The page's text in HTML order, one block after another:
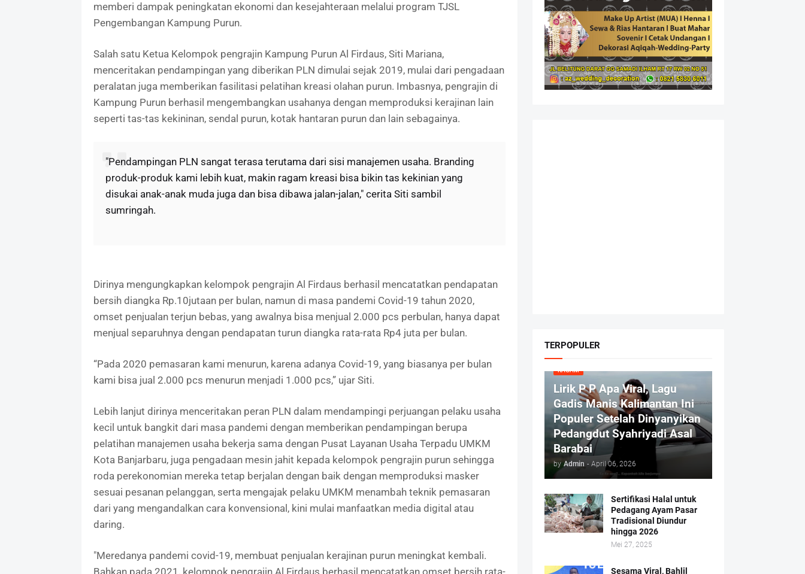
memberi dampak peningkatan ekonomi dan kesejahteraan melalui program TJSL
Pengembangan Kampung Purun.
Salah satu Ketua Kelompok pengrajin Kampung Purun Al Firdaus, Siti Mariana,
menceritakan pendampingan yang diberikan PLN dimulai sejak 2019, mulai dari pengadaan
peralatan juga memberikan fasilitasi pelatihan kreasi olahan purun. Imbasnya, pengrajin di
Kampung Purun berhasil mengembangkan usahanya dengan memproduksi kerajinan lain
seperti tas-tas kekininan, sendal purun, kotak hantaran purun dan lain sebagainya.
"Pendampingan PLN sangat terasa terutama dari sisi manajemen usaha. Branding
produk-produk kami lebih kuat, makin ragam kreasi bisa bikin tas kekinian yang
disukai anak-anak muda juga dan bisa dibawa jalan-jalan," cerita Siti sambil
sumringah.
Dirinya mengungkapkan kelompok pengrajin Al Firdaus berhasil mencatatkan pendapatan
bersih diangka Rp.10jutaan per bulan, namun di masa pandemi Covid-19 tahun 2020,
omset penjualan terjun bebas, yang awalnya bisa menjual 2.000 pcs perbulan, hanya dapat
menjual separuhnya dengan pendapatan turun diangka rata-rata Rp4 juta per bulan.
“Pada 2020 pemasaran kami menurun, karena adanya Covid-19, yang biasanya per bulan
kami bisa jual 2.000 pcs menurun menjadi 1.000 pcs,” ujar Siti.
Lebih lanjut dirinya menceritakan peran PLN dalam mendampingi perjuangan pelaku usaha
kecil untuk bangkit dari masa pandemi dengan memberikan pendampingan berupa
pelatihan manajemen usaha bekerja sama dengan Pusat Layanan Usaha Terpadu UMKM
Kota Banjarbaru, juga pengadaan mesin jahit kepada kelompok pengrajin purun sehingga
roda perekonomian mereka tetap berjalan dengan baik dengan memproduksi masker
sesuai pesanan pelanggan, serta mengajak pelaku UMKM menambah teknik pemasaran
dari yang mengandalkan cara konvensional, kini mulai manfaatkan media digital atau
daring.
"Meredanya pandemi covid-19, membuat penjualan kerajinan purun meningkat kembali.
TERPOPULER
RAGAM
Lirik P P Apa Viral, Lagu
Gadis Manis Kalimantan Ini
Populer Setelah Dinyanyikan
Pedangdut Syahriyadi Asal
Barabai
by Admin - April 06, 2026
Sertifikasi Halal untuk
Pedagang Ayam Pasar
Tradisional Diundur
hingga 2026
Mei 27, 2025
Sesama Viral, Bahlil